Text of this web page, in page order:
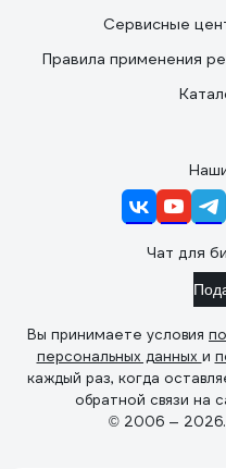
Сервисные
Правила применения
Чат для
Вы принимаете условия
персональных данных и
каждый раз, когда
обратной связи на
© 2006 — 2026.